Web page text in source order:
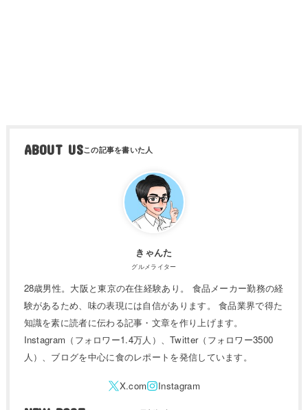
ABOUT US
きゃんた
グルメライター
28歳男性。大阪と東京の在住経験あり。 食品メーカー勤務の経
験があるため、味の表現には自信があります。 食品業界で得た
知識を素に読者に伝わる記事・文章を作り上げます。
Instagram（フォロワー1.4万人）、Twitter（フォロワー3500
人）、ブログを中心に食のレポートを発信しています。